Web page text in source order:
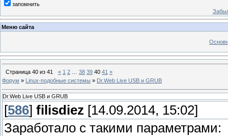
запомнить
Меню сайта
Страница 40 из 41 « 1 2 38 39 40 41 »
Форум » Linux-подобные системы » Dr.Web Live USB и GRUB
Dr.Web Live USB и GRUB
[586] filisdiez [14.09.2014, 15:02]
Заработало с такими параметрами: